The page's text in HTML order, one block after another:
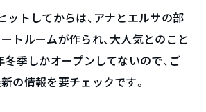
ットしてからは、アナとエルサの部
トルームが作られ、大人気とのこと
冬季しかオープンしてないので、ご
の情報を要チェックです。